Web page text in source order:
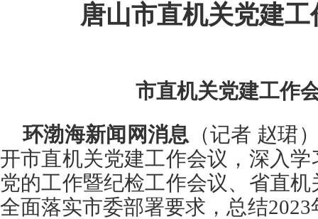
唐山市直机关党建
市直机关党建工作
环渤海新闻网消息 （记者 赵珺
开市直机关党建工作会议，深入
党的工作暨纪检工作会议、省直
全面落实市委部署要求，总结